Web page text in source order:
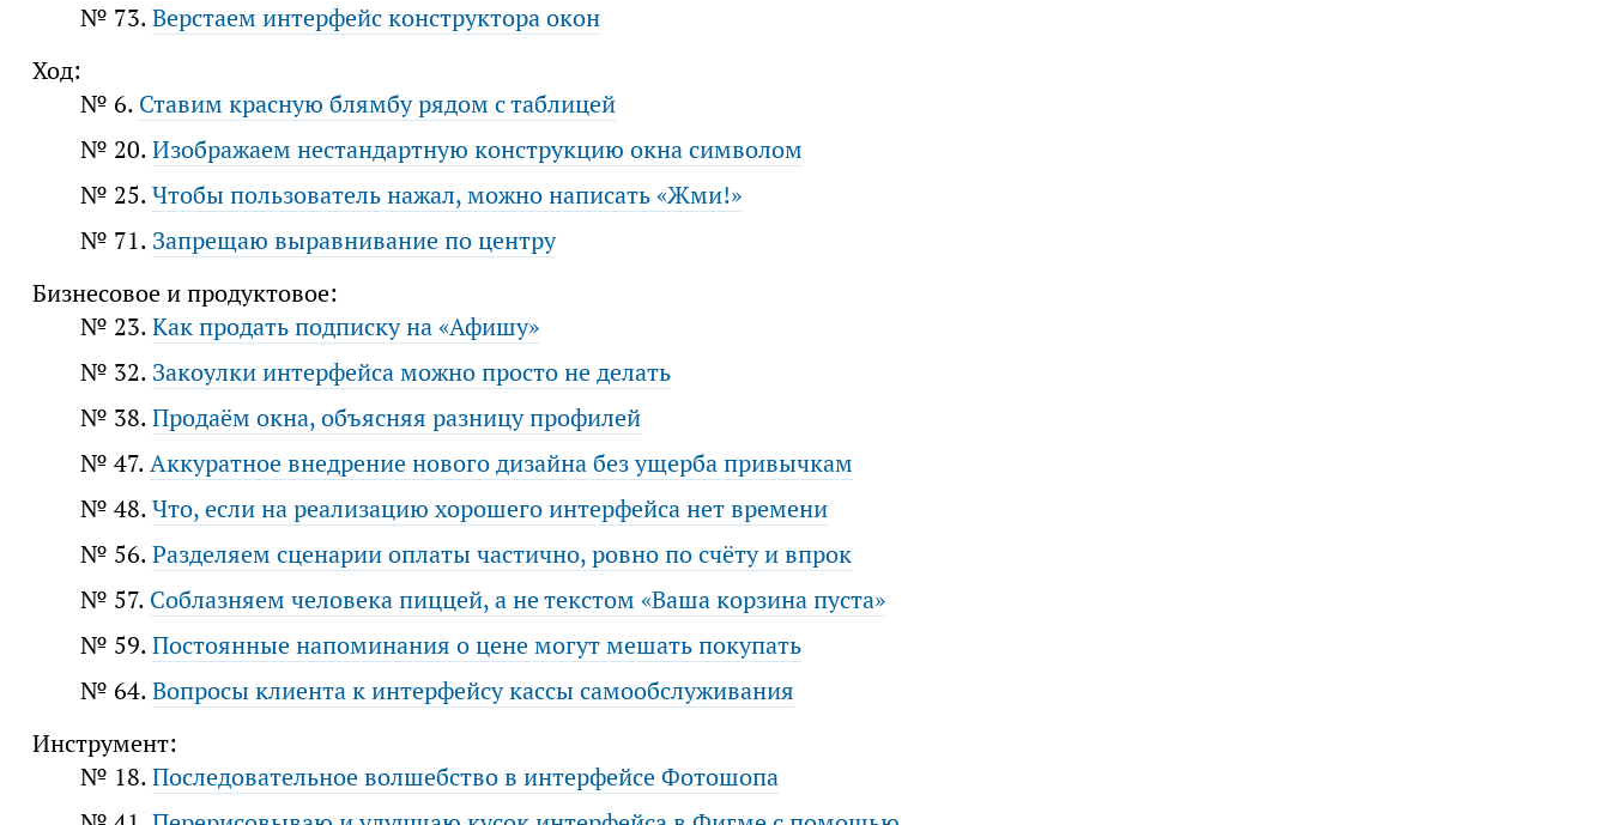
№ 73.Верстаем интерфейс конструктора окон
Ход:
№ 6. Ставим красную блямбу рядом с таблицей
№ 20.Изображаем нестандартную конструкцию окна символом
№ 25.Чтобы пользователь нажал, можно написать «Жми!»
№ 71. Запрещаю выравнивание по центру
Бизнесовое и продуктовое:
№ 23.Как продать подписку на «Афишу»
№ 32. Закоулки интерфейса можно просто не делать
№ 38.Продаём окна, объясняя разницу профилей
№ 47.Аккуратное внедрение нового дизайна без ущерба привычкам
№ 48.Что, если на реализацию хорошего интерфейса нет времени
№ 56.Разделяем сценарии оплаты частично, ровно по счёту и впрок
№ 57. Соблазняем человека пиццей, а не текстом «Ваша корзина пуста»
№ 59.Постоянные напоминания о цене могут мешать покупать
№ 64.Вопросы клиента к интерфейсу кассы самообслуживания
Инструмент:
№ 18.Последовательное волшебство в интерфейсе Фотошопа